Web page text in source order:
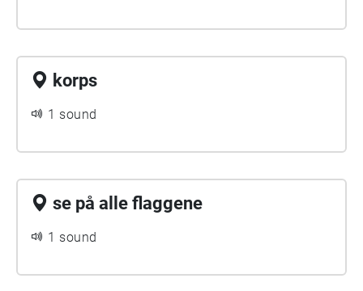
korps
1 sound
se på alle flaggene
1 sound